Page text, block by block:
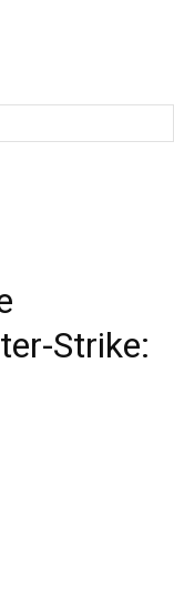
Strike: